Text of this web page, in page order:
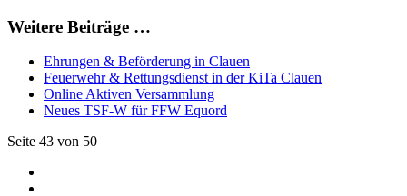
Weitere Beiträge …
Ehrungen & Beförderung in Clauen
Feuerwehr & Rettungsdienst in der KiTa Clauen
Online Aktiven Versammlung
Neues TSF-W für FFW Equord
Seite 43 von 50